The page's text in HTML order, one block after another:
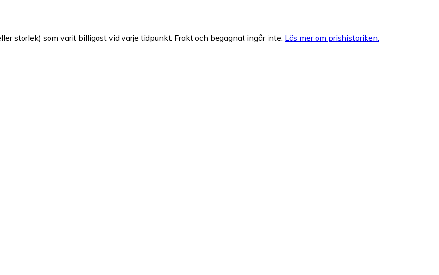
storlek) som varit billigast vid varje tidpunkt. Frakt och begagnat ingår inte. Läs mer om prishistoriken.